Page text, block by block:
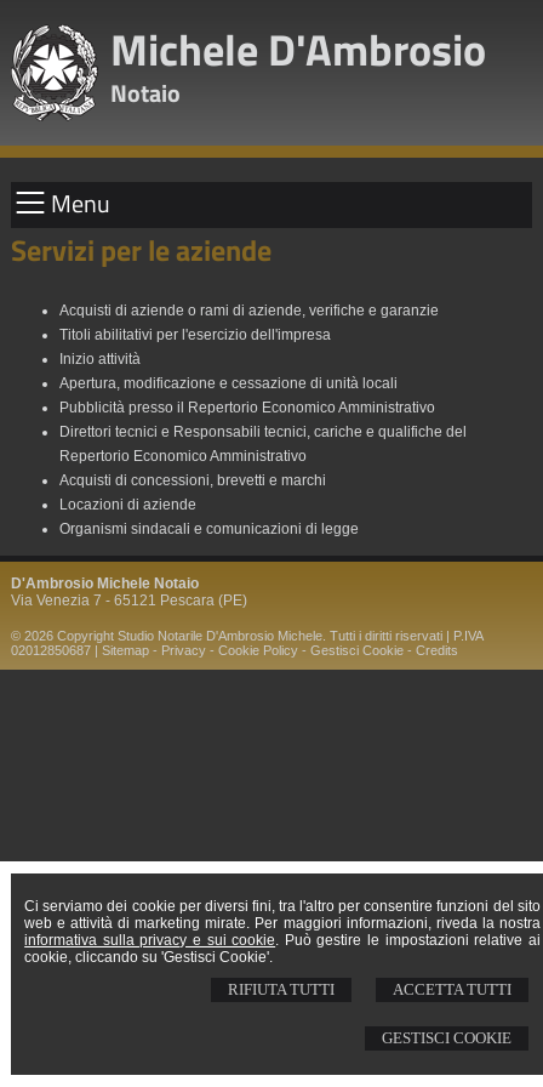
Ci serviamo dei cookie per diversi fini, tra l'altro per consentire funzioni del sito
web e attività di marketing mirate. Per maggiori informazioni, riveda la nostra
informativa sulla privacy e sui cookie. Può gestire le impostazioni relative ai
cookie, cliccando su 'Gestisci Cookie'.
ACCETTA TUTTI
RIFIUTA TUTTI
GESTISCI COOKIE
Michele D'Ambrosio
Notaio
Menu
Servizi per le aziende
Acquisti di aziende o rami di aziende, verifiche e garanzie
Titoli abilitativi per l'esercizio dell'impresa
Inizio attività
Apertura, modificazione e cessazione di unità locali
Pubblicità presso il Repertorio Economico Amministrativo
Direttori tecnici e Responsabili tecnici, cariche e qualifiche del
Repertorio Economico Amministrativo
Acquisti di concessioni, brevetti e marchi
Locazioni di aziende
Organismi sindacali e comunicazioni di legge
D'Ambrosio Michele Notaio
Via Venezia 7 - 65121 Pescara (PE)
© 2026 Copyright Studio Notarile D'Ambrosio Michele. Tutti i diritti riservati | P.IVA
02012850687 | Sitemap- Privacy- Cookie Policy- Gestisci Cookie- Credits